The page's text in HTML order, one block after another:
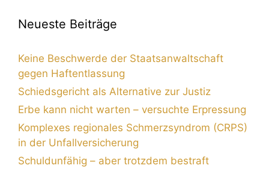
Neueste Beiträge
Keine Beschwerde der Staatsanwaltschaft
gegen Haftentlassung
Schiedsgericht als Alternative zur Justiz
Erbe kann nicht warten – versuchte Erpressung
Komplexes regionales Schmerzsyndrom (CRPS)
in der Unfallversicherung
Schuldunfähig – aber trotzdem bestraft